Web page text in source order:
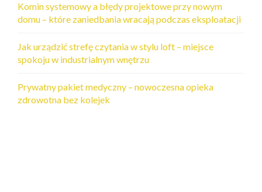
Komin systemowy a błędy projektowe przy nowym
domu – które zaniedbania wracają podczas eksploatacji
Jak urządzić strefę czytania w stylu loft – miejsce
spokoju w industrialnym wnętrzu
Prywatny pakiet medyczny – nowoczesna opieka
zdrowotna bez kolejek